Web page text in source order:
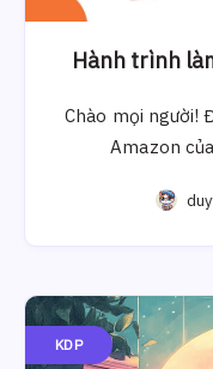
Hành trình
Chào mọi người!
Amazon
KDP